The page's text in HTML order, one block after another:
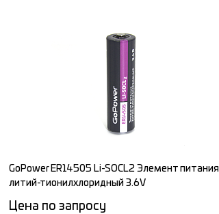
GoPower ER14505 Li-SOCL2 Элемент питания
литий-тионилхлоридный 3.6V
Цена по запросу